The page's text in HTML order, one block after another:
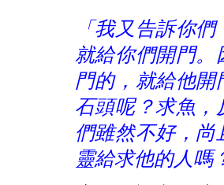
「我又告訴你
就給你們開門。
門的，就給他
石頭呢？求魚，
們雖然不好，
靈給求他的人嗎